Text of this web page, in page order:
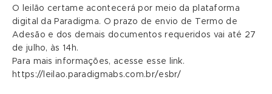
O leilão certame acontecerá por meio da plataforma
digital da Paradigma. O prazo de envio de Termo de
Adesão e dos demais documentos requeridos vai até 27
de julho, às 14h.
Para mais informações, acesse esse link.
https://leilao.paradigmabs.com.br/esbr/